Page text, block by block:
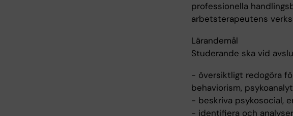
professionella
arbetsterapeutens
Lärandemål
Studerande ska vid
- översiktligt redogöra
behaviorism,
- beskriva psykosocial,
- identifiera och